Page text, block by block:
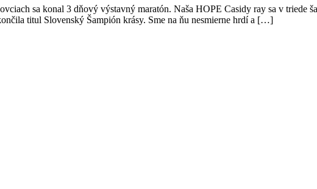
sa konal 3 dňový výstavný maratón. Naša HOPE Casidy ray sa v triede
titul Slovenský Šampión krásy. Sme na ňu nesmierne hrdí a […]